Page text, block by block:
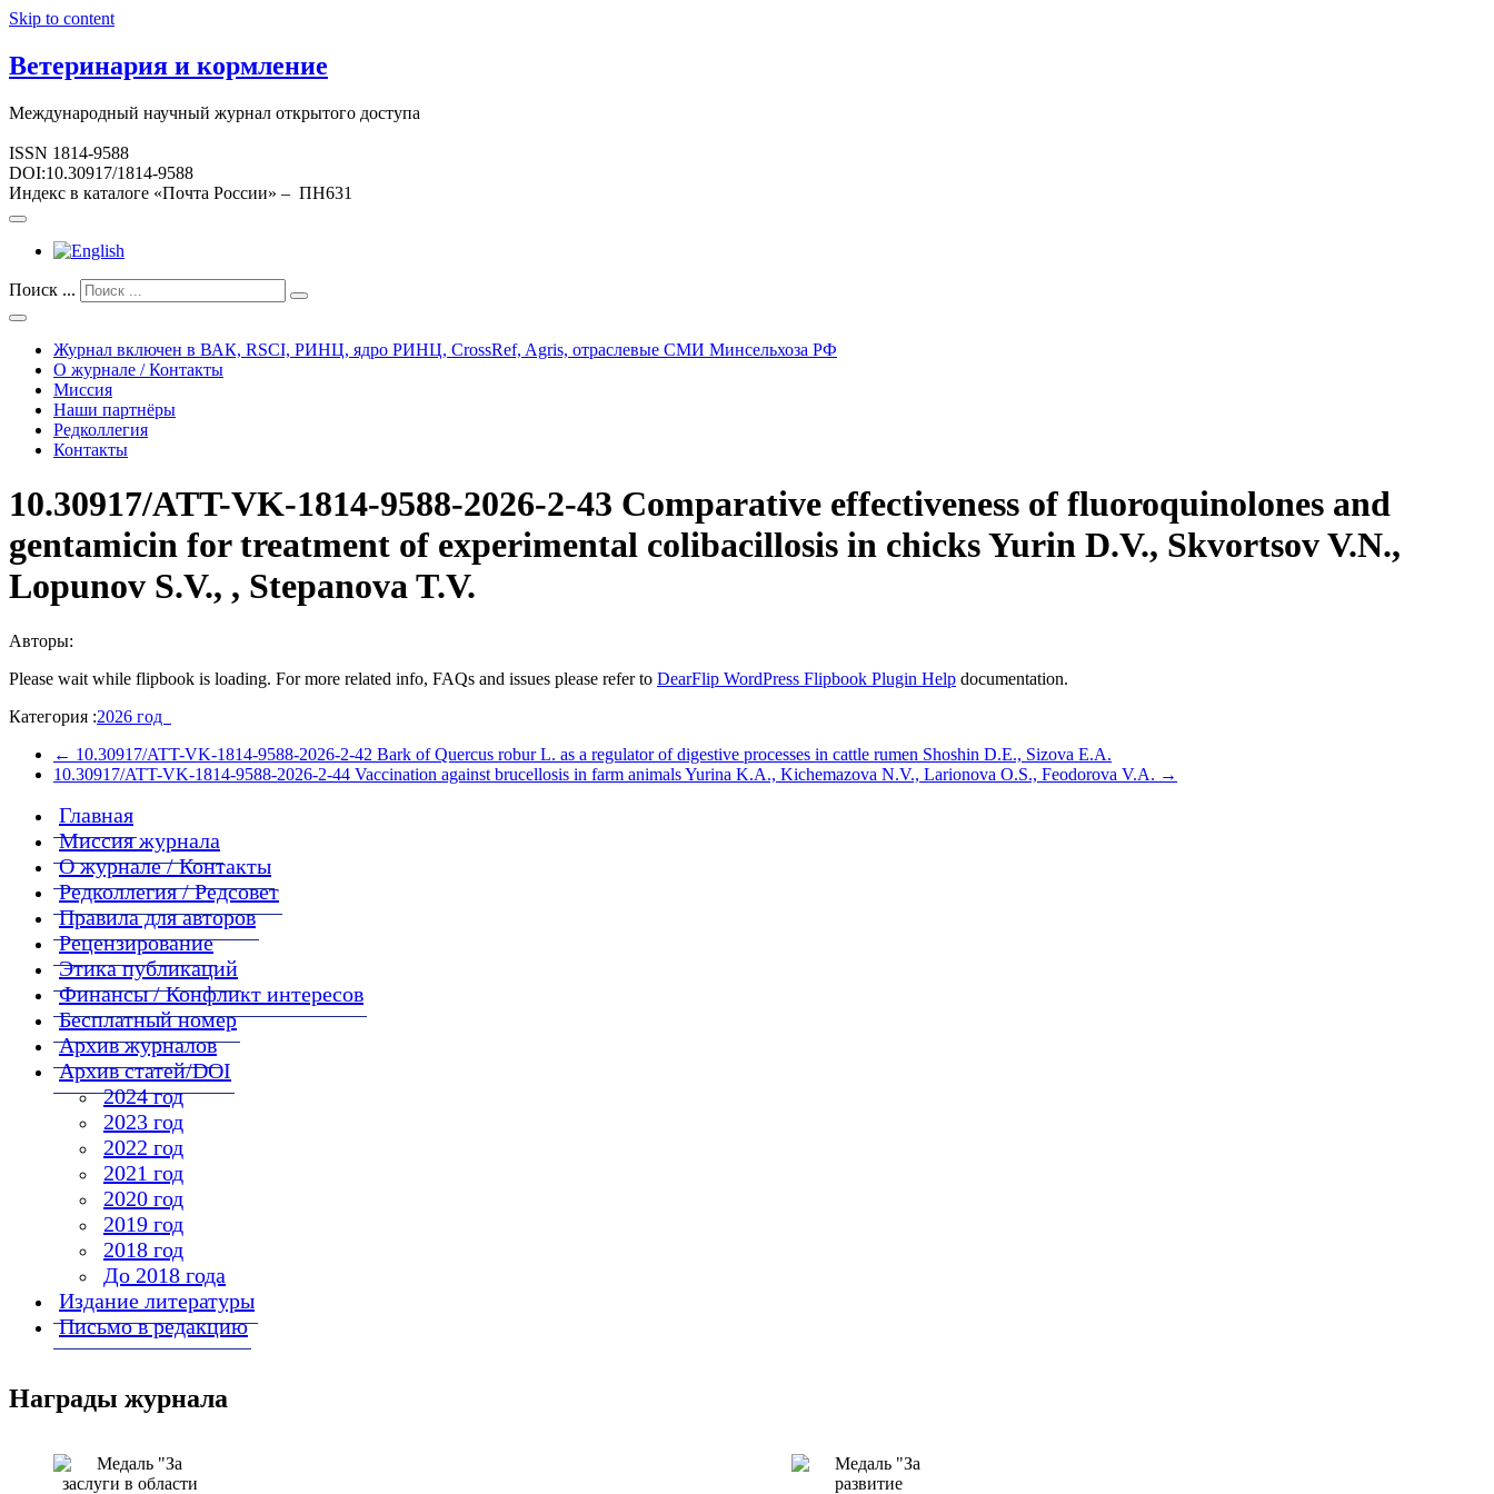
Skip to content
Ветеринария и кормление
Международный научный журнал открытого доступа
ISSN 1814-9588
DOI:10.30917/1814-9588
Индекс в каталоге «Почта России» – ПН631
Поиск ...
Журнал включен в ВАК, RSCI, РИНЦ, ядро РИНЦ, CrossRef, Agris, отраслевые СМИ Минсельхоза РФ
О журнале / Контакты
Миссия
Наши партнёры
Редколлегия
Контакты
10.30917/ATT-VK-1814-9588-2026-2-43 Comparative effectiveness of fluoroquinolones and
gentamicin for treatment of experimental colibacillosis in chicks Yurin D.V., Skvortsov V.N.,
Lopunov S.V., , Stepanova T.V.
Авторы:
Please wait while flipbook is loading. For more related info, FAQs and issues please refer to DearFlip WordPress Flipbook Plugin Help documentation.
Категория :2026 год
← 10.30917/ATT-VK-1814-9588-2026-2-42 Bark of Quercus robur L. as a regulator of digestive processes in cattle rumen Shoshin D.E., Sizova E.A.
10.30917/ATT-VK-1814-9588-2026-2-44 Vaccination against brucellosis in farm animals Yurina K.A., Kichemazova N.V., Larionova O.S., Feodorova V.A. →
Главная
Миссия журнала
О журнале / Контакты
Редколлегия / Редсовет
Правила для авторов
Рецензирование
Этика публикаций
Финансы / Конфликт интересов
Бесплатный номер
Архив журналов
Архив статей/DOI
2024 год
2023 год
2022 год
2021 год
2020 год
2019 год
2018 год
До 2018 года
Издание литературы
Письмо в редакцию
Награды журнала